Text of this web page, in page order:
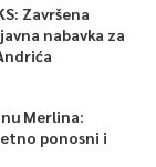
Završena
nabavka za
Merlina:
ponosni i